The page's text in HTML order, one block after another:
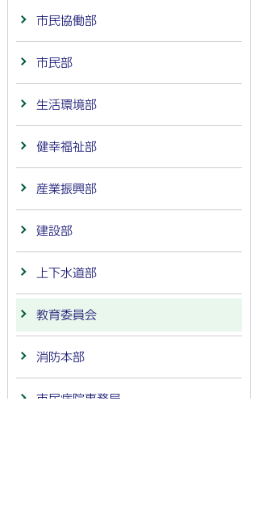
市民協働部
市民部
生活環境部
健幸福祉部
産業振興部
建設部
上下水道部
教育委員会
消防本部
市民病院事務局